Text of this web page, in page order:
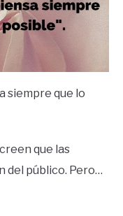
siempre que lo
que las
del público. Pero…